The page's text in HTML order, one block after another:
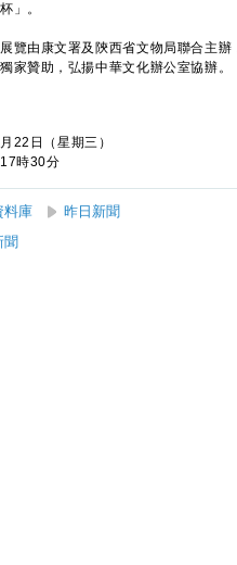
」。
由康文署及陝西省文物局聯合主辦
家贊助，弘揚中華文化辦公室協辦。
22日（星期三）
時30分
料庫 昨日新聞
聞